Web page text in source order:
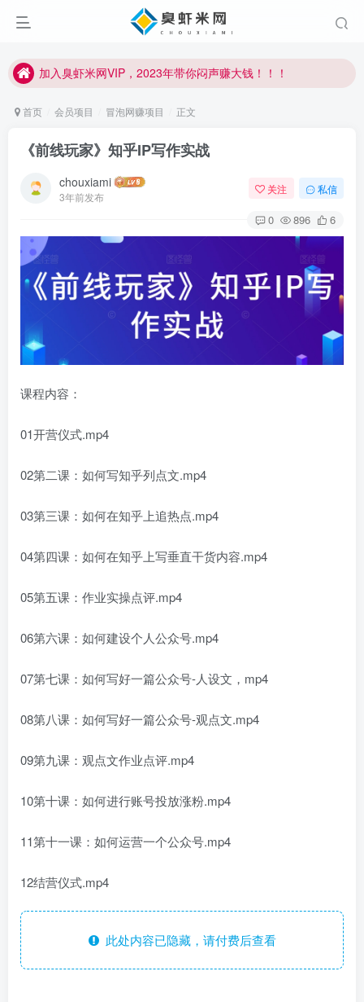
加入臭虾米网VIP，2023年带你闷声赚大钱！！！
加入臭虾米网VIP，2023年带你闷声赚大钱！！！
首页 会员项目 冒泡网赚项目 正文
《前线玩家》知乎IP写作实战
chouxiami
3年前发布
关注 私信
0 896 6
课程内容：
01开营仪式.mp4
02第二课：如何写知乎列点文.mp4
03第三课：如何在知乎上追热点.mp4
04第四课：如何在知乎上写垂直干货内容.mp4
05第五课：作业实操点评.mp4
06第六课：如何建设个人公众号.mp4
07第七课：如何写好一篇公众号-人设文，mp4
08第八课：如何写好一篇公众号-观点文.mp4
09第九课：观点文作业点评.mp4
10第十课：如何进行账号投放涨粉.mp4
11第十一课：如何运营一个公众号.mp4
12结营仪式.mp4
此处内容已隐藏，请付费后查看